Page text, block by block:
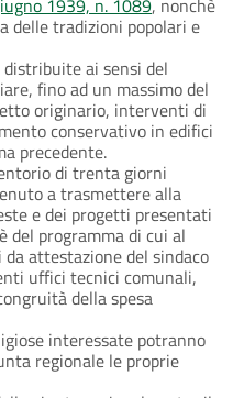
delle tradizioni popolari e
ai sensi del
fino ad un massimo del
originario, interventi di
conservativo in edifici
precedente.
di trenta giorni
a trasmettere alla
e dei progetti presentati
del programma di cui al
attestazione del sindaco
uffici tecnici comunali,
della spesa
interessate potranno
regionale le proprie